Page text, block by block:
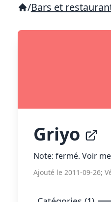
/Bars et
Griyo
Note: fermé. Voir
Ajouté le 2011-09-26;